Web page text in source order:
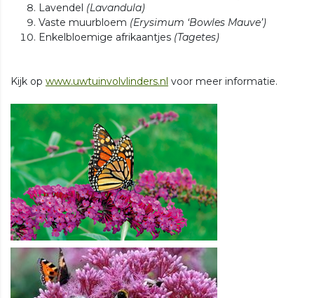
Lavendel (Lavandula)
Vaste muurbloem (Erysimum ‘Bowles Mauve’)
Enkelbloemige afrikaantjes (Tagetes)
Kijk op www.uwtuinvolvlinders.nl voor meer informatie.